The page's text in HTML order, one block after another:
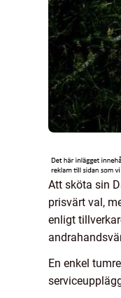
Att sköta sin
prisvärt val,
enligt
En enkel